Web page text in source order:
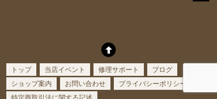
トップ 当店イベント 修理サポート
ブログ
ショップ案内
お問い合わせ
プライバシーポリシー